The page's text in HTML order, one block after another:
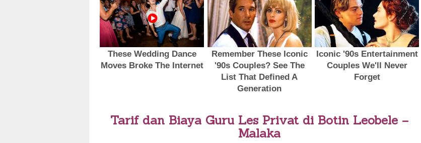
Tarif dan Biaya Guru Les Privat di Botin Leobele –
Malaka